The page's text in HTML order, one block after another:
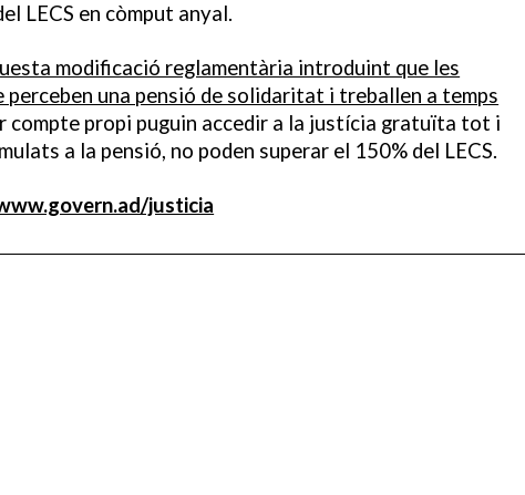
LECS en còmput anyal.
modificació reglamentària introduint que les
perceben una pensió de solidaritat i treballen a temps
compte propi puguin accedir a la justícia gratuïta tot i
a la pensió, no poden superar el 150% del LECS.
justicia